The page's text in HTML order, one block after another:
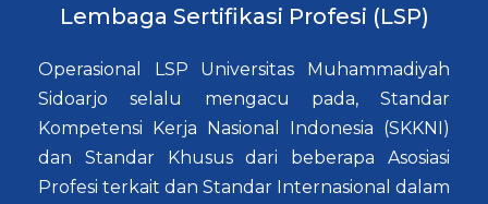
Lembaga Sertifikasi Profesi (LSP)
Operasional LSP Universitas Muhammadiyah
Sidoarjo selalu mengacu pada, Standar
Kompetensi Kerja Nasional Indonesia (SKKNI)
dan Standar Khusus dari beberapa Asosiasi
Profesi terkait dan Standar Internasional dalam